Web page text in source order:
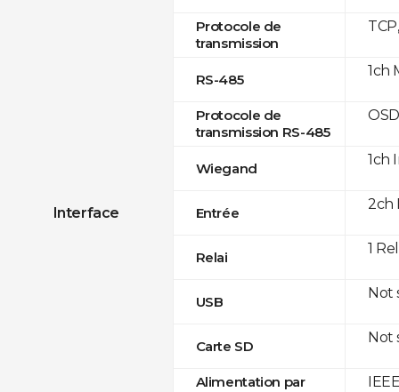
Interface
Protocole de
transmission
RS-485
Protocole de
transmission RS-485
Wiegand
Entrée
Relai
USB
Carte SD
Alimentation par
1ch
1ch
2ch
1
Not
Not